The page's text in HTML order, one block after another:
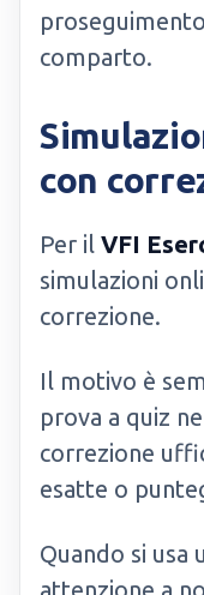
comparto.
con
Per il VFI
simulazioni
correzione.
Il motivo è
prova a quiz
correzione
esatte o
Quando si usa